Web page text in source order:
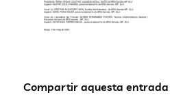
Compartir aquesta entrada